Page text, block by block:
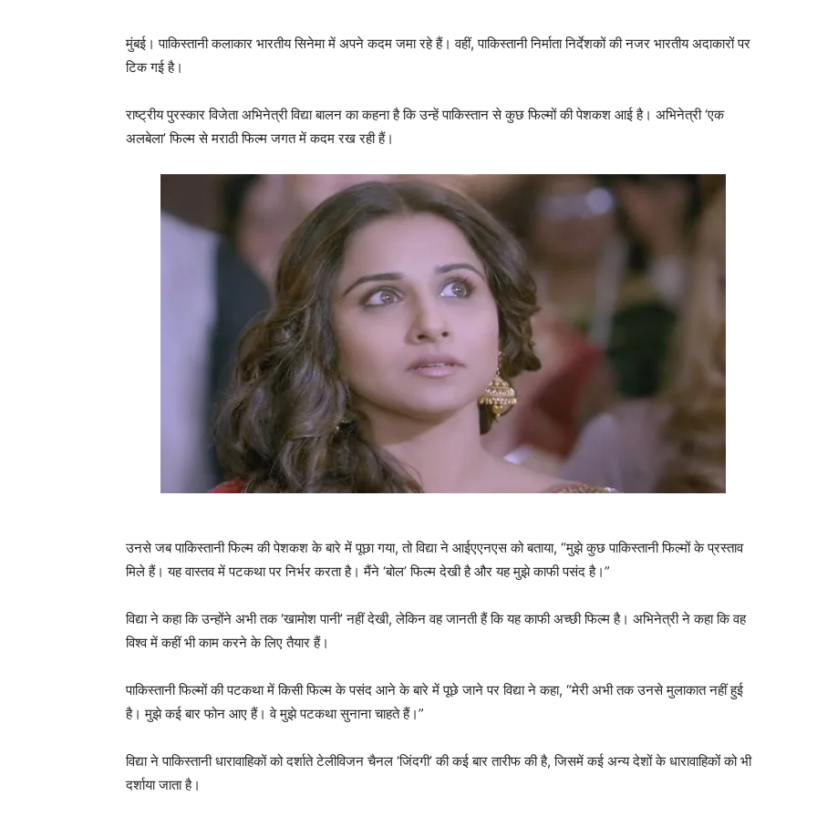
मुंबई। पाकिस्‍तानी कलाकार भारतीय सिनेमा में अपने कदम जमा रहे हैं। वहीं, पाकिस्‍तानी निर्माता निर्देशकों की नजर भारतीय अदाकारों पर
टिक गई है।
राष्ट्रीय पुरस्कार विजेता अभिनेत्री विद्या बालन का कहना है कि उन्हें पाकिस्तान से कुछ फिल्मों की पेशकश आई है। अभिनेत्री ‘एक
अलबेला’ फिल्म से मराठी फिल्म जगत में कदम रख रही हैं।
उनसे जब पाकिस्तानी फिल्म की पेशकश के बारे में पूछा गया, तो विद्या ने आईएएनएस को बताया, “मुझे कुछ पाकिस्तानी फिल्मों के प्रस्ताव
मिले हैं। यह वास्तव में पटकथा पर निर्भर करता है। मैंने ‘बोल’ फिल्म देखी है और यह मुझे काफी पसंद है।”
विद्या ने कहा कि उन्होंने अभी तक ‘खामोश पानी’ नहीं देखी, लेकिन वह जानती हैं कि यह काफी अच्छी फिल्म है। अभिनेत्री ने कहा कि वह
विश्व में कहीं भी काम करने के लिए तैयार हैं।
पाकिस्तानी फिल्मों की पटकथा में किसी फिल्म के पसंद आने के बारे में पूछे जाने पर विद्या ने कहा, “मेरी अभी तक उनसे मुलाकात नहीं हुई
है। मुझे कई बार फोन आए हैं। वे मुझे पटकथा सुनाना चाहते हैं।”
विद्या ने पाकिस्तानी धारावाहिकों को दर्शाते टेलीविजन चैनल ‘जिंदगी’ की कई बार तारीफ की है, जिसमें कई अन्य देशों के धारावाहिकों को भी
दर्शाया जाता है।